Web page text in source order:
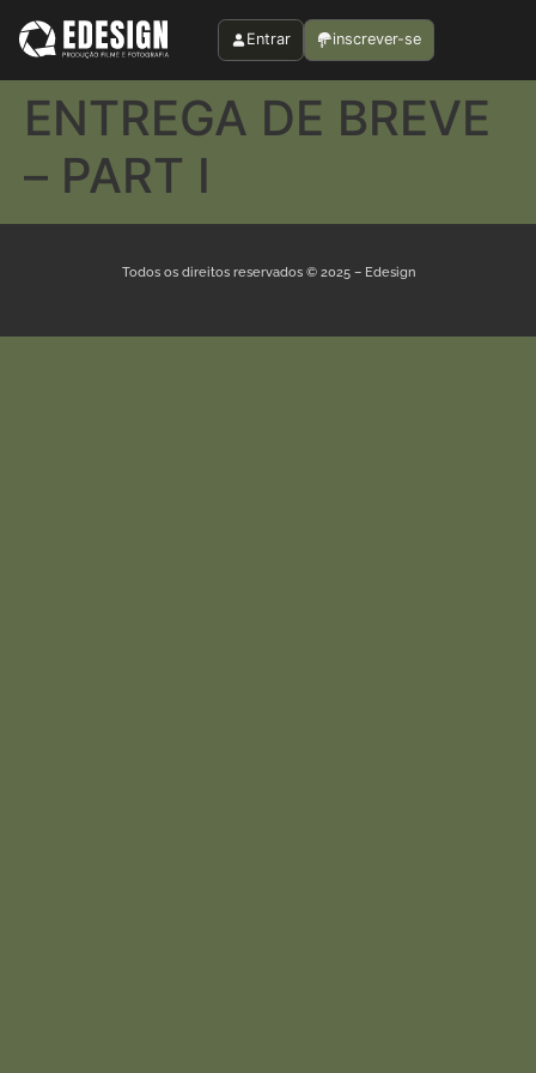
Entrar inscrever-se
ENTREGA DE BREVE
– PART I
Todos os direitos reservados © 2025 – Edesign